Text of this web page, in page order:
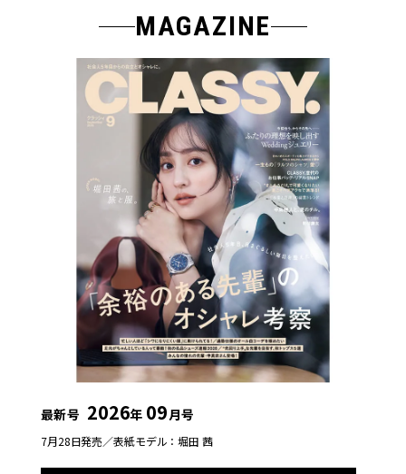
MAGAZINE
最新号 2026年 09月号
7月28日発売／表紙モデル：堀田 茜